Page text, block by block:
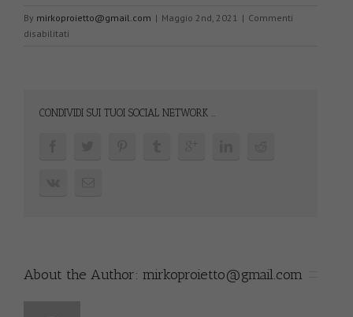
By mirkoproietto@gmail.com | Maggio 2nd, 2021 | Commenti
disabilitati
CONDIVIDI SUI TUOI SOCIAL NETWORK ...
About the Author: mirkoproietto@gmail.com